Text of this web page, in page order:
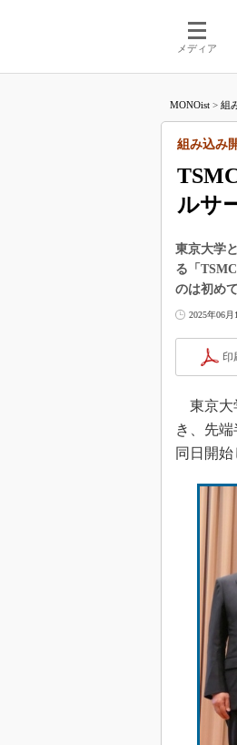
メディア
MONOist > 組
ルサ
組み込み
東京大学
る「
のは初めて
2025年06
印
東京大
き、先
同日開